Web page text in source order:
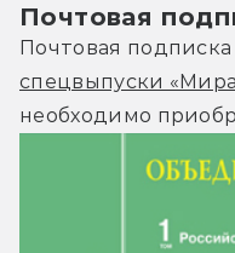
Почтовая
Почтовая
спецвыпуски
необходимо